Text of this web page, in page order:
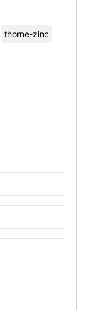
thorne-zinc